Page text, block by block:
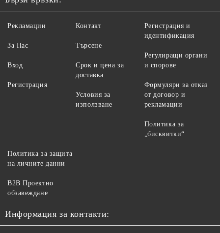
Рекламации
За Нас
Вход
Регистрация
Контакт
Търсене
Срок и цена за
доставка
Условия за
използване
Регистрация и
идентификация
Регулиращи органи
и спорове
Формуляри за отказ
от договор и
рекламации
Политика за
„бисквитки“
Политика за защита
на личните данни
B2B Проектно
обзавеждане
Информация за контакти: